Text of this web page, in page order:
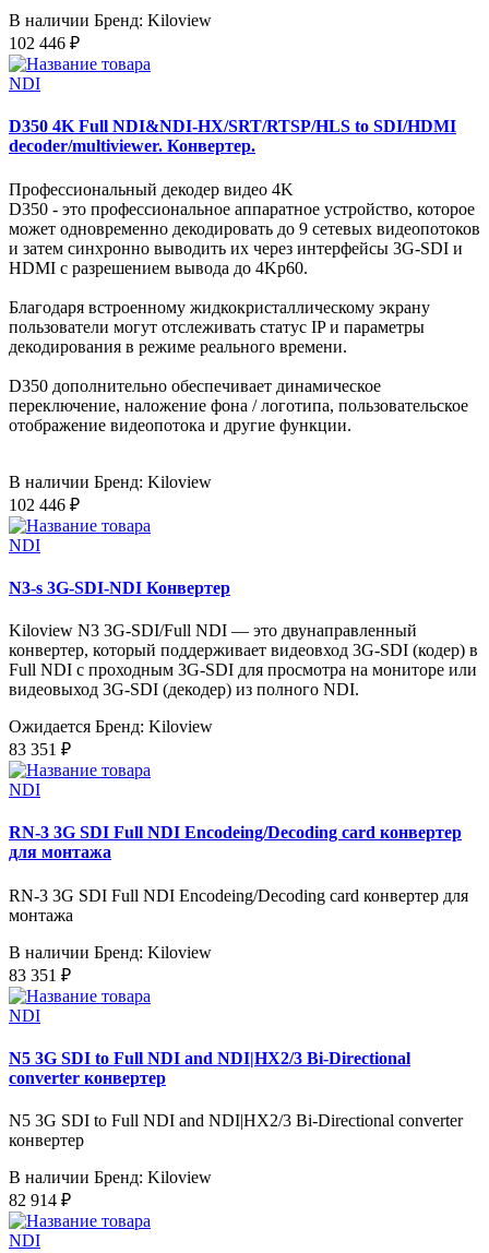
В наличии Бренд: Kiloview
102 446 ₽
NDI
D350 4K Full NDI&NDI-HX/SRT/RTSP/HLS to SDI/HDMI
decoder/multiviewer. Конвертер.
Профессиональный декодер видео 4K
D350 - это профессиональное аппаратное устройство, которое
может одновременно декодировать до 9 сетевых видеопотоков
и затем синхронно выводить их через интерфейсы 3G-SDI и
HDMI с разрешением вывода до 4Kp60.
Благодаря встроенному жидкокристаллическому экрану
пользователи могут отслеживать статус IP и параметры
декодирования в режиме реального времени.
D350 дополнительно обеспечивает динамическое
переключение, наложение фона / логотипа, пользовательское
отображение видеопотока и другие функции.
В наличии Бренд: Kiloview
102 446 ₽
NDI
N3-s 3G-SDI-NDI Конвертер
Kiloview N3 3G-SDI/Full NDI — это двунаправленный
конвертер, который поддерживает видеовход 3G-SDI (кодер) в
Full NDI с проходным 3G-SDI для просмотра на мониторе или
видеовыход 3G-SDI (декодер) из полного NDI.
Ожидается Бренд: Kiloview
83 351 ₽
NDI
RN-3 3G SDI Full NDI Encodeing/Decoding card конвертер
для монтажа
RN-3 3G SDI Full NDI Encodeing/Decoding card конвертер для
монтажа
В наличии Бренд: Kiloview
83 351 ₽
NDI
N5 3G SDI to Full NDI and NDI|HX2/3 Bi-Directional
converter конвертер
N5 3G SDI to Full NDI and NDI|HX2/3 Bi-Directional converter
конвертер
В наличии Бренд: Kiloview
82 914 ₽
NDI